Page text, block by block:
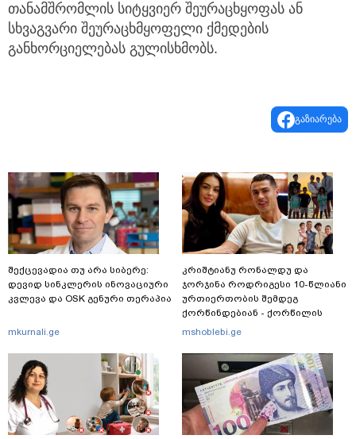
თანამშრომლის სიტყვიერ შეურაცხყოფას ან
სხვაგვარი შეურაცხმყოფელი ქმედების
განხორციელებას გულისხმობს.
გაზიარება
შექცევადია თუ არა სიბერე:
დევიდ სინკლერის ინოვაციური
კვლევა და OSK გენური თერაპია
mkurnali.ge
კრიშტიანუ რონალდუ და
ჯორჯინა როდრიგესი 10-წლიანი
ურთიერთობის შემდეგ
ქორწინდებიან - ქორწილის
პირველი დეტალები
mshoblebi.ge